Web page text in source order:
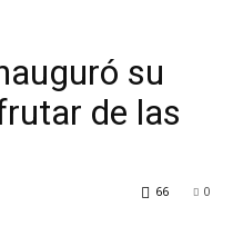
su
de las
0
66